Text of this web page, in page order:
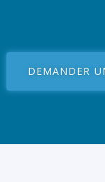
DEMANDER